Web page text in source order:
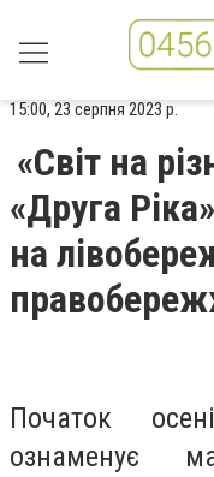
15:00, 23 серпня 2023 р.
«Світ на
«Друга
на
Початок
ознаменує